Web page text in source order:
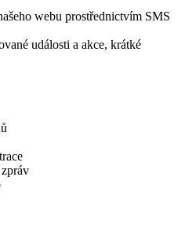
webu prostřednictvím SMS
události a akce, krátké